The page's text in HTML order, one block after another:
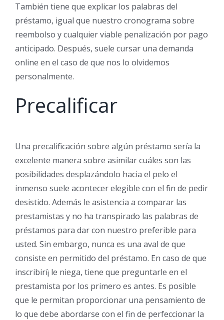
También tiene que explicar los palabras del
préstamo, igual que nuestro cronograma sobre
reembolso y cualquier viable penalización por pago
anticipado. Después, suele cursar una demanda
online en el caso de que nos lo olvidemos
personalmente.
Precalificar
Una precalificación sobre algún préstamo serí­a la
excelente manera sobre asimilar cuáles son las
posibilidades desplazándolo hacia el pelo el
inmenso suele acontecer elegible con el fin de pedir
desistido. Además le asistencia a comparar las
prestamistas y no ha transpirado las palabras de
préstamos para dar con nuestro preferible para
usted. Sin embargo, nunca es una aval de que
consiste en permitido del préstamo. En caso de que
inscribirí¡ le niega, tiene que preguntarle en el
prestamista por los primero es antes. Es posible
que le permitan proporcionar una pensamiento de
lo que debe abordarse con el fin de perfeccionar la